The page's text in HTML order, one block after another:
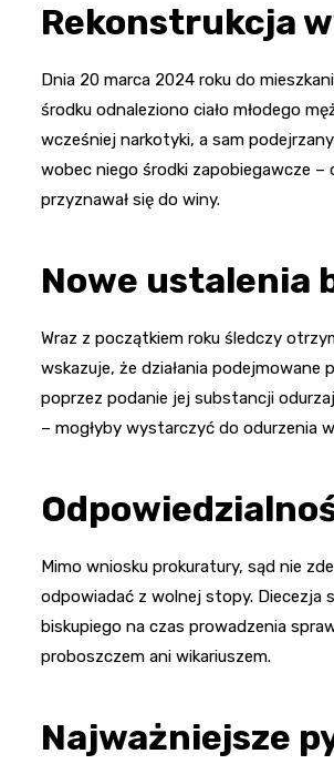
Rekonstrukcja
Dnia 20 marca 2024 roku do
środku odnaleziono ciało młodego
wcześniej narkotyki, a sam
wobec niego środki zapobiegawcze
przyznawał się do winy.
Nowe ustalenia
Wraz z początkiem roku śledczy
wskazuje, że działania
poprzez podanie jej substancji
– mogłyby wystarczyć do odurzenia
Mimo wniosku prokuratury, sąd nie
odpowiadać z wolnej stopy. Diecezja
biskupiego na czas prowadzenia
proboszczem ani wikariuszem.
Najważniejsze